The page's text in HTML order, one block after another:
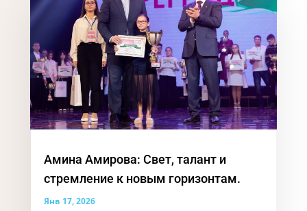
Амина Амирова: Свет, талант и
стремление к новым горизонтам.
Янв 17, 2026